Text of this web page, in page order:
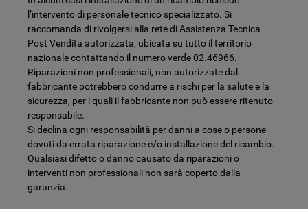
l’intervento di personale tecnico specializzato. Si
raccomanda di rivolgersi alla rete di Assistenza Tecnica
Post Vendita autorizzata, ubicata su tutto il territorio
nazionale contattando il numero verde 02.46966.
Riparazioni non professionali, non autorizzate dal
fabbricante potrebbero condurre a rischi per la salute e la
sicurezza, per i quali il fabbricante non può essere ritenuto
responsabile.
Si declina ogni responsabilità per danni a cose o persone
dovuti da errata riparazione e/o installazione del ricambio.
Qualsiasi difetto o danno causato da riparazioni o
interventi non professionali non sarà coperto dalla
garanzia.